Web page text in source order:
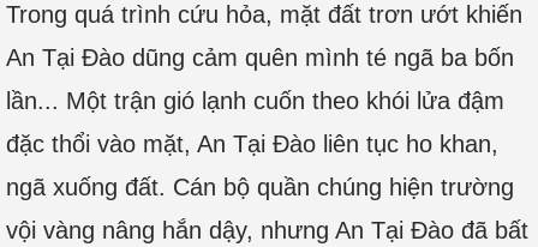
Trong quá trình cứu hỏa, mặt đất trơn ướt khiến
An Tại Đào dũng cảm quên mình té ngã ba bốn
lần... Một trận gió lạnh cuốn theo khói lửa đậm
đặc thổi vào mặt, An Tại Đào liên tục ho khan,
ngã xuống đất. Cán bộ quần chúng hiện trường
vội vàng nâng hắn dậy, nhưng An Tại Đào đã bất